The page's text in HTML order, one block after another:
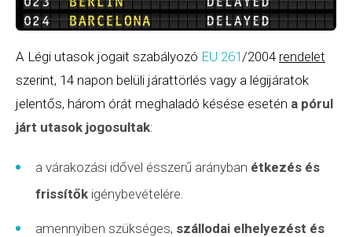
A Légi utasok jogait szabályozó EU 261/2004 rendelet
szerint, 14 napon belüli járattörlés vagy a légijáratok
jelentős, három órát meghaladó késése esetén a pórul
járt utasok jogosultak:
a várakozási idővel ésszerű arányban étkezés és
frissítők igénybevételére.
amennyiben szükséges, szállodai elhelyezést és